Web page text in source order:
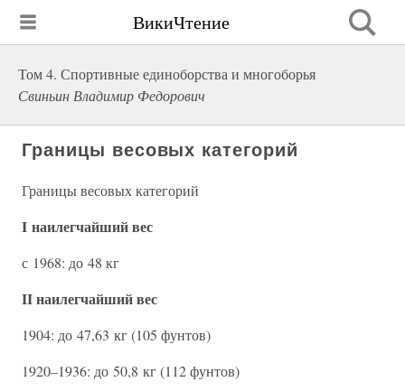
ВикиЧтение
Том 4. Спортивные единоборства и многоборья
Свиньин Владимир Федорович
Границы весовых категорий
Границы весовых категорий
I наилегчайший вес
с 1968: до 48 кг
II наилегчайший вес
1904: до 47,63 кг (105 фунтов)
1920–1936: до 50,8 кг (112 фунтов)